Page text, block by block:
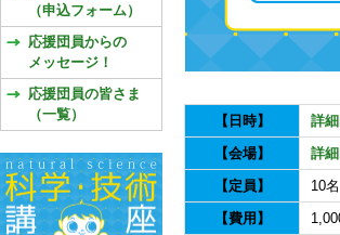
【日時】
詳
【会場】
詳
【定員】
10名
【費用】
（申込フォーム）
応援団員からの
メッセージ！
応援団員の皆さま
（一覧）